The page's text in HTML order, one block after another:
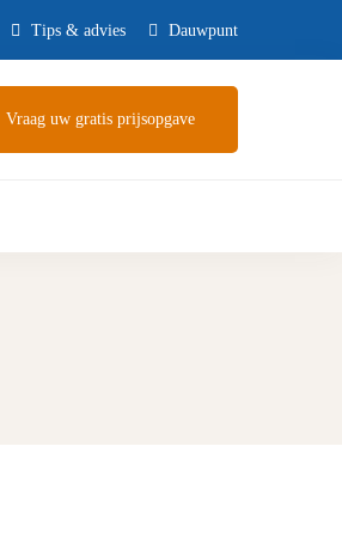
Tips & advies Dauwpunt
Vraag uw gratis prijsopgave